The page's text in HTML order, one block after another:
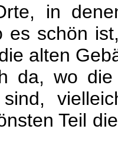
in
es schön
alten
da, wo die
Teil